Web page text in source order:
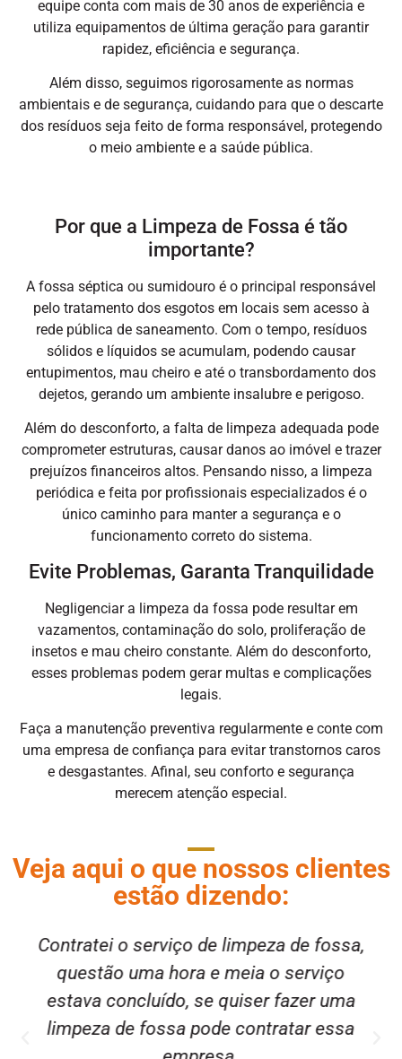
equipe conta com mais de 30 anos de experiência e
utiliza equipamentos de última geração para garantir
rapidez, eficiência e segurança.
Além disso, seguimos rigorosamente as normas
ambientais e de segurança, cuidando para que o descarte
dos resíduos seja feito de forma responsável, protegendo
o meio ambiente e a saúde pública.
Por que a Limpeza de Fossa é tão
importante?
A fossa séptica ou sumidouro é o principal responsável
pelo tratamento dos esgotos em locais sem acesso à
rede pública de saneamento. Com o tempo, resíduos
sólidos e líquidos se acumulam, podendo causar
entupimentos, mau cheiro e até o transbordamento dos
dejetos, gerando um ambiente insalubre e perigoso.
Além do desconforto, a falta de limpeza adequada pode
comprometer estruturas, causar danos ao imóvel e trazer
prejuízos financeiros altos. Pensando nisso, a limpeza
periódica e feita por profissionais especializados é o
único caminho para manter a segurança e o
funcionamento correto do sistema.
Evite Problemas, Garanta Tranquilidade
Negligenciar a limpeza da fossa pode resultar em
vazamentos, contaminação do solo, proliferação de
insetos e mau cheiro constante. Além do desconforto,
esses problemas podem gerar multas e complicações
legais.
Faça a manutenção preventiva regularmente e conte com
uma empresa de confiança para evitar transtornos caros
e desgastantes. Afinal, seu conforto e segurança
merecem atenção especial.
Veja aqui o que nossos clientes
estão dizendo:
Contratei o serviço de limpeza de fossa,
questão uma hora e meia o serviço
estava concluído, se quiser fazer uma
limpeza de fossa pode contratar essa